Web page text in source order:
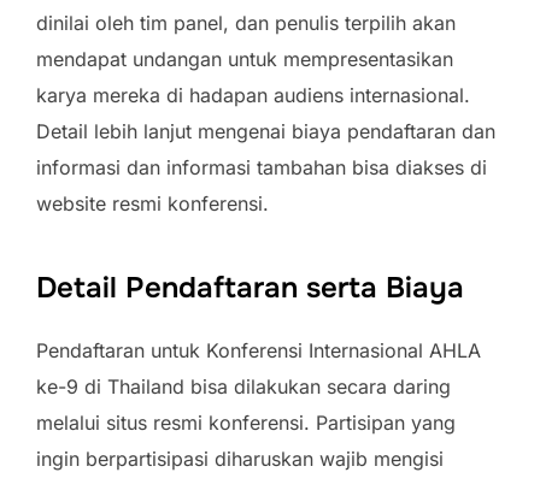
dinilai oleh tim panel, dan penulis terpilih akan
mendapat undangan untuk mempresentasikan
karya mereka di hadapan audiens internasional.
Detail lebih lanjut mengenai biaya pendaftaran dan
informasi dan informasi tambahan bisa diakses di
website resmi konferensi.
Detail Pendaftaran serta Biaya
Pendaftaran untuk Konferensi Internasional AHLA
ke-9 di Thailand bisa dilakukan secara daring
melalui situs resmi konferensi. Partisipan yang
ingin berpartisipasi diharuskan wajib mengisi